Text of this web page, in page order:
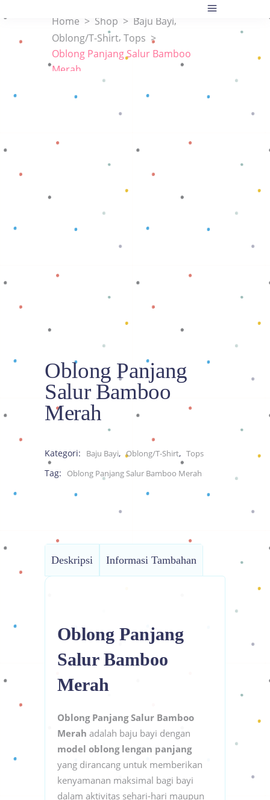
Home > Shop > Baju Bayi,
Oblong/T-Shirt, Tops >
Oblong Panjang Salur Bamboo
Merah
Oblong Panjang
Salur Bamboo
Merah
Kategori: Baju Bayi, Oblong/T-Shirt, Tops
Tag: Oblong Panjang Salur Bamboo Merah
Deskripsi Informasi Tambahan
Oblong Panjang
Salur Bamboo
Merah
Oblong Panjang Salur Bamboo
Merah adalah baju bayi dengan
model oblong lengan panjang
yang dirancang untuk memberikan
kenyamanan maksimal bagi bayi
dalam aktivitas sehari-hari maupun